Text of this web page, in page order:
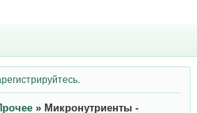
» Микронутриенты -